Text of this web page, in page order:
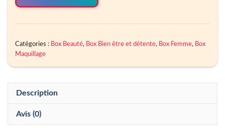
Catégories : Box Beauté, Box Bien être et détente, Box Femme, Box
Maquillage
Description
Avis (0)